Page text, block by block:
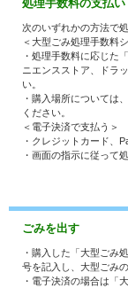
処理手数料の支払い
次のいずれかの方法で
＜大型ごみ処理手数料
・処理手数料に応じた
ニエンスストア、ドラ
い。
・購入場所については
ください。
＜電子決済で支払う＞
・クレジットカード、
・画面の指示に従って
ごみを出す
・購入した「大型ごみ
号を記入し、大型ごみ
・電子決済の場合は「